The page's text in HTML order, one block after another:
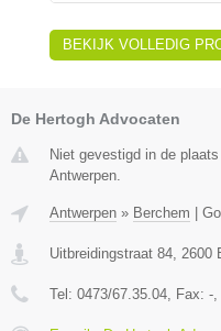
BEKIJK VOLLEDIG
De Hertogh Advocaten
Niet gevestigd in de
Antwerpen.
Antwerpen » Berchem
Uitbreidingstraat 84, 2600
Tel: 0473/67.35.04, Fax: -,